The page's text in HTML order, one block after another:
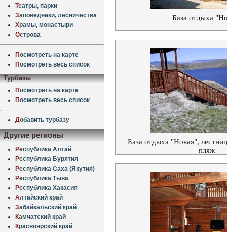
Театры, парки
Заповедники, лесничества
Храмы, монастыри
Острова
Посмотреть на карте
Посмотреть весь список
Турбазы
Посмотреть на карте
Посмотреть весь список
Добавить турбазу
Другие регионы
Республика Алтай
Республика Бурятия
Республика Саха (Якутия)
Республика Тыва
Республика Хакасия
Алтайский край
Забайкальский край
Камчатский край
Красноярский край
База отдыха
База отдыха "Новая",
пляж